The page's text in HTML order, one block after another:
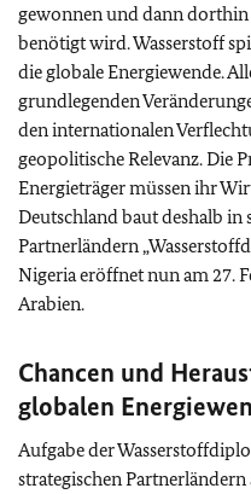
gewonnen und dann
benötigt wird. Wasserstoff
die globale Energiewende.
grundlegenden
den internationalen
geopolitische Relevanz. Die
Energieträger müssen ihr
Deutschland baut deshalb in
Partnerländern
Nigeria eröffnet nun am 27.
Arabien.
Chancen und
globalen
Aufgabe der
strategischen Partnerländern